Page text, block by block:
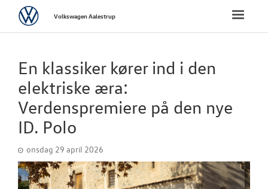
NYE VAREBILER
VÆRKSTED
Toggle
VolkswagenVolkswagen Aalestrup
En klassiker kører ind i den
elektriske æra:
Verdenspremiere på den nye
ID. Polo
onsdag 29 april 2026